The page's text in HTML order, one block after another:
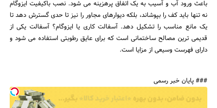
باعث ورود آب و آسیب به یک اتفاق پرهزینه می شود. نصب باکیفیت ایزوگام
نه تنها باید کف را بپوشاند، بلکه دیوارهای مجاور را نیز تا حدی گسترش دهد تا
یک مانع مناسب را تشکیل دهد. آسفالت کاری یا ایزوگام؟ آسفالت یکی از
قدیمی ترین مصالح ساختمانی است که برای عایق رطوبتی استفاده می شود و
دارای فهرست وسیعی از مزایا است.
### پایان خبر رسمی